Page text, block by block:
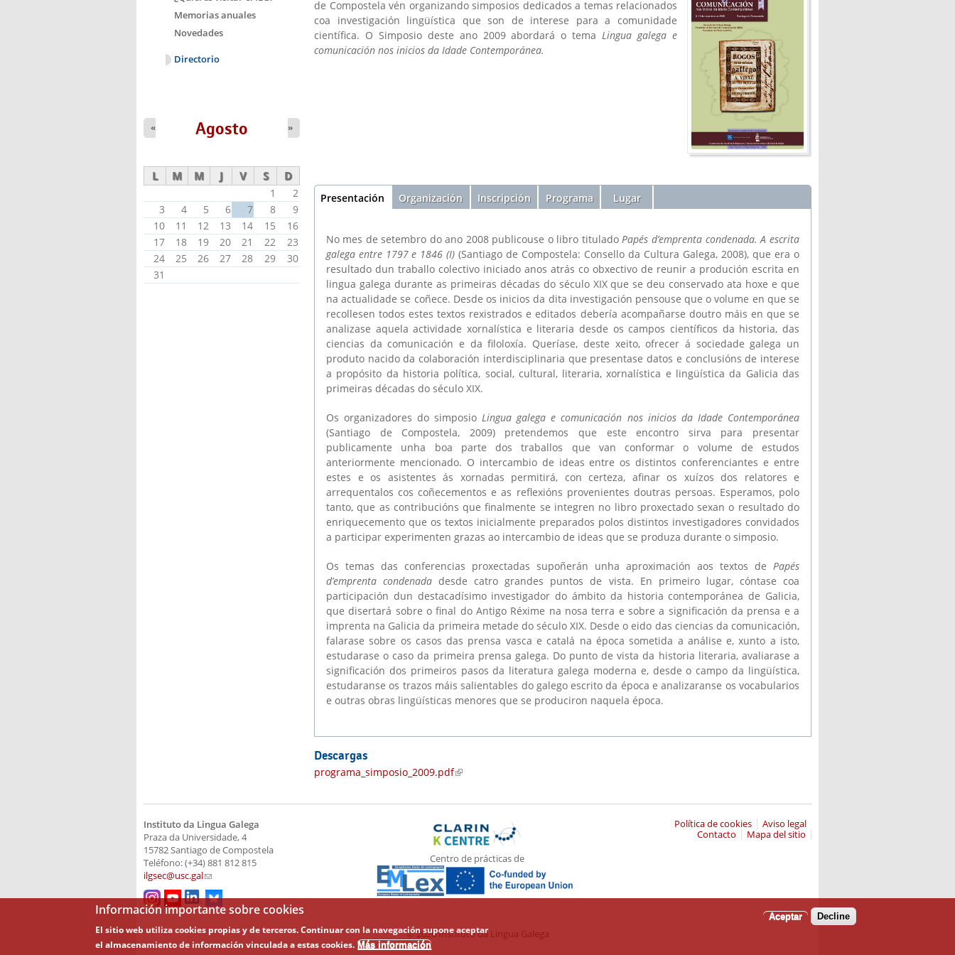
de Compostela vén organizando simposios dedicados a temas relacionados
coa investigación lingüística que son de interese para a comunidade
científica. O Simposio deste ano 2009 abordará o tema Lingua galega e
comunicación nos inicios da Idade Contemporánea.
Sección
Presentación (solapa
activa)
Organización Inscripción Programa Lugar
No mes de setembro do ano 2008 publicouse o libro titulado Papés d’emprenta condenada. A escrita
galega entre 1797 e 1846 (I) (Santiago de Compostela: Consello da Cultura Galega, 2008), que era o
resultado dun traballo colectivo iniciado anos atrás co obxectivo de reunir a produción escrita en
lingua galega durante as primeiras décadas do século XIX que se deu conservado ata hoxe e que
na actualidade se coñece. Desde os inicios da dita investigación pensouse que o volume en que se
recollesen todos estes textos rexistrados e editados debería acompañarse doutro máis en que se
analizase aquela actividade xornalística e literaria desde os campos científicos da historia, das
ciencias da comunicación e da filoloxía. Queríase, deste xeito, ofrecer á sociedade galega un
produto nacido da colaboración interdisciplinaria que presentase datos e conclusións de interese
a propósito da historia política, social, cultural, literaria, xornalística e lingüística da Galicia das
primeiras décadas do século XIX.
Os organizadores do simposio Lingua galega e comunicación nos inicios da Idade Contemporánea
(Santiago de Compostela, 2009) pretendemos que este encontro sirva para presentar
publicamente unha boa parte dos traballos que van conformar o volume de estudos
anteriormente mencionado. O intercambio de ideas entre os distintos conferenciantes e entre
estes e os asistentes ás xornadas permitirá, con certeza, afinar os xuízos dos relatores e
arrequentalos cos coñecementos e as reflexións provenientes doutras persoas. Esperamos, polo
tanto, que as contribucións que finalmente se integren no libro proxectado sexan o resultado do
enriquecemento que os textos inicialmente preparados polos distintos investigadores convidados
a participar experimenten grazas ao intercambio de ideas que se produza durante o simposio.
Os temas das conferencias proxectadas supoñerán unha aproximación aos textos de Papés
d’emprenta condenada desde catro grandes puntos de vista. En primeiro lugar, cóntase coa
participación dun destacadísimo investigador do ámbito da historia contemporánea de Galicia,
que disertará sobre o final do Antigo Réxime na nosa terra e sobre a significación da prensa e a
imprenta na Galicia da primeira metade do século XIX. Desde o eido das ciencias da comunicación,
falarase sobre os casos das prensa vasca e catalá na época sometida a análise e, xunto a isto,
estudarase o caso da primeira prensa galega. Do punto de vista da historia literaria, avaliarase a
significación dos primeiros pasos da literatura galega moderna e, desde o campo da lingüística,
estudaranse os trazos máis salientables do galego escrito da época e analizaranse os vocabularios
e outras obras lingüísticas menores que se produciron naquela época.
Descargas
programa_simposio_2009.pdf(link is external)
Memorias anuales
Novedades
Directorio
Agosto
« »
L M M J V S D
1
2
3
4 5 6 7 8
9
10
11 12 13 14 15
16
17
18 19 20 21 22
23
24
25 26 27 28 29
30
31
Instituto da Lingua Galega
Praza da Universidade, 4
15782 Santiago de Compostela
Teléfono: (+34) 881 812 815
ilgsec@usc.gal(link sends e-mail)
Centro de prácticas de
Aviso legal
Política de cookies
Mapa del sitio
Contacto
© 2026 Instituto da Lingua Galega
Información importante sobre cookies
El sitio web utiliza cookies propias y de terceros. Continuar con la navegación supone aceptar
el almacenamiento de información vinculada a estas cookies. Más información
Aceptar Decline